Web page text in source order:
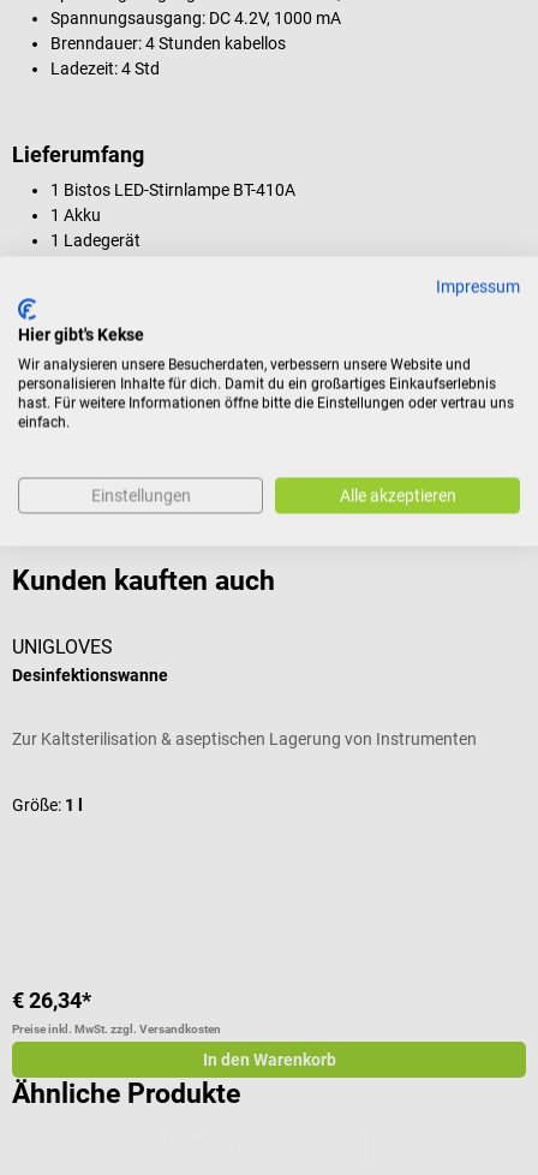
Spannungsausgang: DC 4.2V, 1000 mA
Brenndauer: 4 Stunden kabellos
Ladezeit: 4 Std
Lieferumfang
1 Bistos LED-Stirnlampe BT-410A
1 Akku
1 Ladegerät
Produktidentifikation
Dokumente
Bewertungen
Kunden kauften auch
UNIGLOVES
Desinfektionswanne
Zur Kaltsterilisation & aseptischen Lagerung von Instrumenten
Größe: 1 l
€ 26,34*
Preise inkl. MwSt. zzgl. Versandkosten
In den Warenkorb
Ähnliche Produkte
Impressum
Hier gibt's Kekse
Wir analysieren unsere Besucherdaten, verbessern unsere Website und
personalisieren Inhalte für dich. Damit du ein großartiges Einkaufserlebnis
hast. Für weitere Informationen öffne bitte die Einstellungen oder vertrau uns
einfach.
Einstellungen Alle akzeptieren